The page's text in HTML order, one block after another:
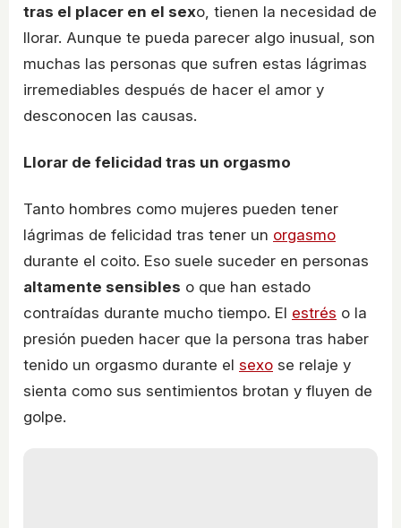
tras el placer en el sexo, tienen la necesidad de
llorar. Aunque te pueda parecer algo inusual, son
muchas las personas que sufren estas lágrimas
irremediables después de hacer el amor y
desconocen las causas.
Llorar de felicidad tras un orgasmo
Tanto hombres como mujeres pueden tener
lágrimas de felicidad tras tener un orgasmo
durante el coito. Eso suele suceder en personas
altamente sensibles o que han estado
contraídas durante mucho tiempo. El estrés o la
presión pueden hacer que la persona tras haber
tenido un orgasmo durante el sexo se relaje y
sienta como sus sentimientos brotan y fluyen de
golpe.